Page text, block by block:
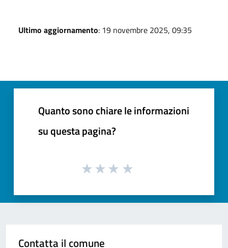
Ultimo aggiornamento: 19 novembre 2025, 09:35
Quanto sono chiare le informazioni
su questa pagina?
Contatta il comune